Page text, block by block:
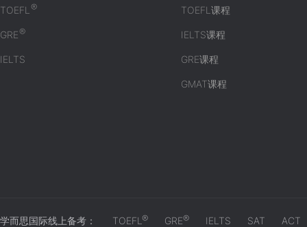
TOEFL®
GRE®
IELTS
TOEFL课程
IELTS课程
GRE课程
GMAT课程
学而思国际线上备考： TOEFL ® GRE® IELTS SAT ACT